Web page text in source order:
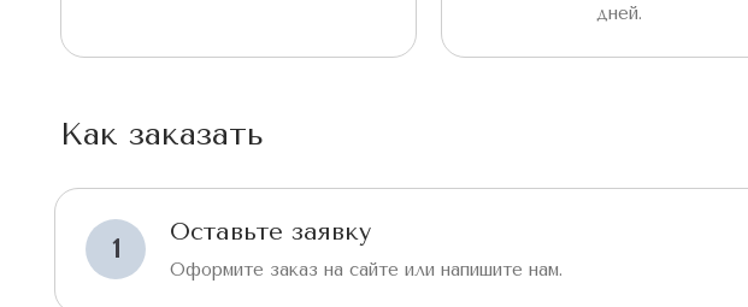
дней.
Как заказать
1
Оставьте заявку
Оформите заказ на сайте или напишите нам.